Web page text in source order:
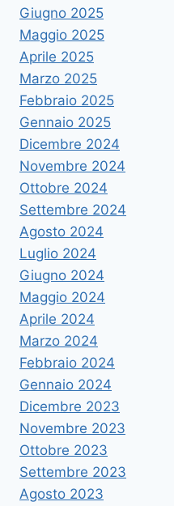
Giugno 2025
Maggio 2025
Aprile 2025
Marzo 2025
Febbraio 2025
Gennaio 2025
Dicembre 2024
Novembre 2024
Ottobre 2024
Settembre 2024
Agosto 2024
Luglio 2024
Giugno 2024
Maggio 2024
Aprile 2024
Marzo 2024
Febbraio 2024
Gennaio 2024
Dicembre 2023
Novembre 2023
Ottobre 2023
Settembre 2023
Agosto 2023